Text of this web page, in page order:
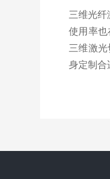
三维光
使用率
三维激
身定制合